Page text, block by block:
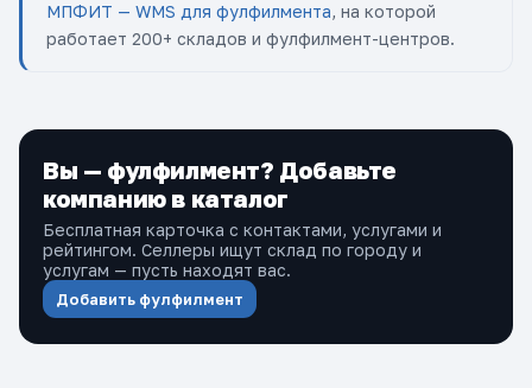
МПФИТ — WMS для фулфилмента, на которой
работает 200+ складов и фулфилмент-центров.
Вы — фулфилмент? Добавьте
компанию в каталог
Бесплатная карточка с контактами, услугами и
рейтингом. Селлеры ищут склад по городу и
услугам — пусть находят вас.
Добавить фулфилмент